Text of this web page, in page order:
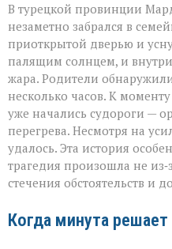
В турецкой провинции
незаметно забрался в
приоткрытой дверью и
палящим солнцем, и
жара. Родители
несколько часов. К
уже начались судороги —
перегрева. Несмотря на
удалось. Эта история
трагедия произошла не
стечения обстоятельств и
Когда минута решает